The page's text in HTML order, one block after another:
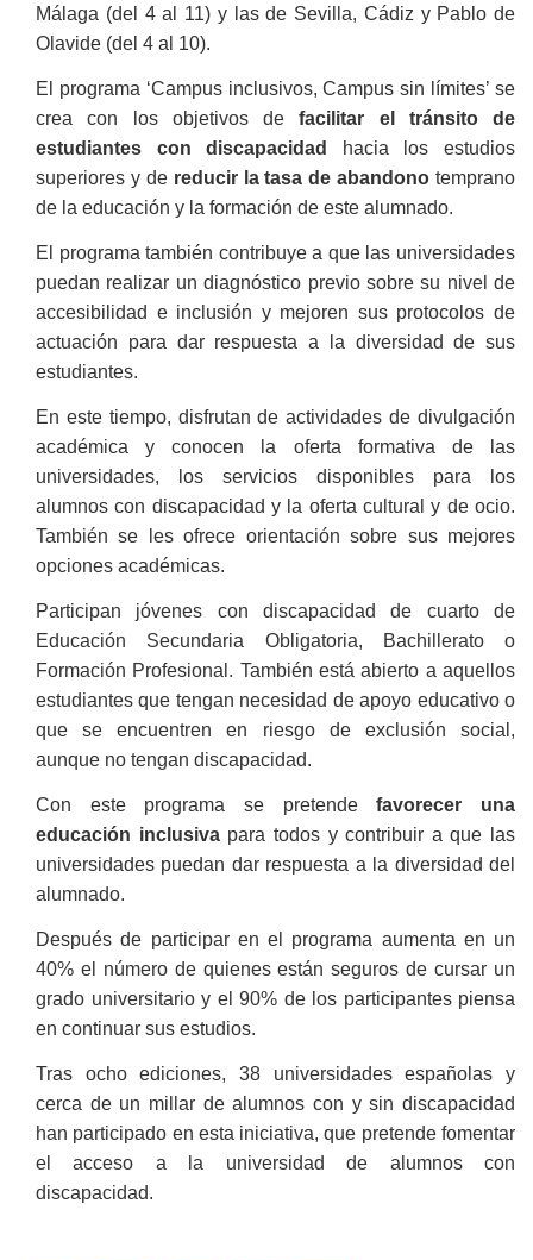
Málaga (del 4 al 11) y las de Sevilla, Cádiz y Pablo de
Olavide (del 4 al 10).
El programa ‘Campus inclusivos, Campus sin límites’ se
crea con los objetivos defacilitar el tránsito de
estudiantes con discapacidad
hacia los estudios
superiores y de reducir la tasa de abandono temprano
de la educación y la formación de este alumnado.
El programa también contribuye a que las universidades
puedan realizar un diagnóstico previo sobre su nivel de
accesibilidad e inclusión y mejoren sus protocolos de
actuación para dar respuesta a la diversidad de sus
estudiantes.
En este tiempo, disfrutan de actividades de divulgación
académica y conocen la oferta formativa de las
universidades, los servicios disponibles para los
alumnos con discapacidad y la oferta cultural y de ocio.
También se les ofrece orientación sobre sus mejores
opciones académicas.
Participan jóvenes con discapacidad de cuarto de
Educación Secundaria Obligatoria, Bachillerato o
Formación Profesional. También está abierto a aquellos
estudiantes que tengan necesidad de apoyo educativo o
que se encuentren en riesgo de exclusión social,
aunque no tengan discapacidad.
Con este programa se pretendefavorecer una
educación inclusivapara todos y contribuir a que las
universidades puedan dar respuesta a la diversidad del
alumnado.
Después de participar en el programa aumenta en un
40% el número de quienes están seguros de cursar un
grado universitario y el 90% de los participantes piensa
en continuar sus estudios.
Tras ocho ediciones, 38 universidades españolas y
cerca de un millar de alumnos con y sin discapacidad
han participado en esta iniciativa, que pretende fomentar
el acceso a la universidad de alumnos con
discapacidad.